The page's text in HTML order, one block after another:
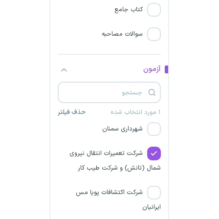
کتاب جامع
سوالات مصاحبه
آزمون
۱ مورد انتخاب شده حذف فیلتر
الیگودرز
آذربایجان غربی
شرکت نصب و تعمیرات نیروگاه
های خوزستان
شهرداری سمنان
شرکت تعمیرات انتقال نیروی
شمال (تانش) و شرکت طیب کار
شرکت اکتشافات پویا مس
ایرانیان